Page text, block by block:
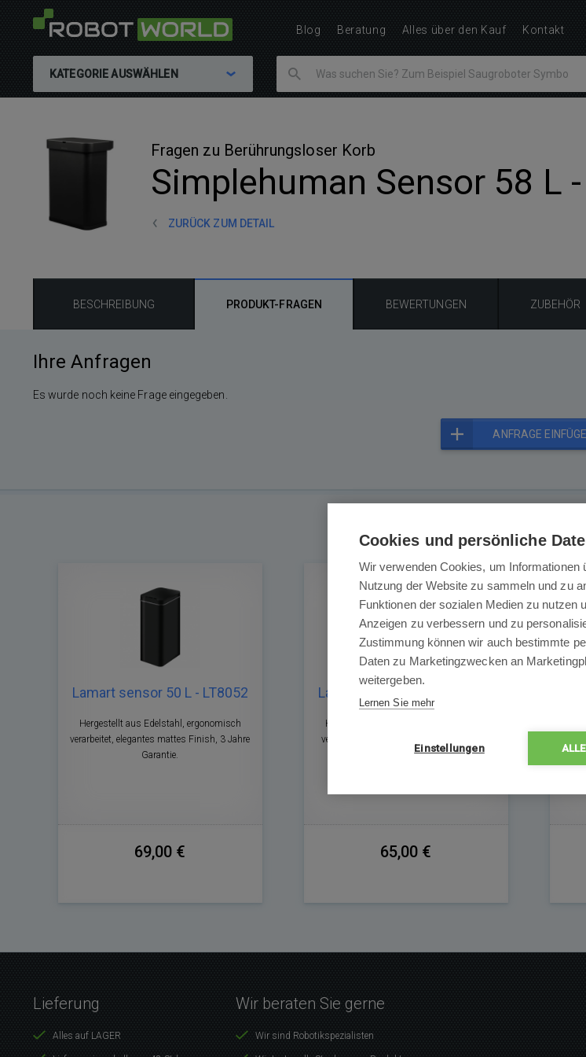
KATEGORIE AUSWÄHLEN
Fragen zu Berührungsloser Korb
Simplehuman Sensor 58 L
ZURÜCK ZUM DETAIL
BESCHREIBUNG PRODUKT-FRAGEN BEWERTUNGEN ZUBEHÖR
Ihre Anfragen
Es wurde noch keine Frage eingegeben.
ANFRAGE
Lamart sensor 50 L - LT8052
Hergestellt aus Edelstahl, ergonomisch
verarbeitet, elegantes mattes Finish, 3 Jahre
Garantie.
69,00 €
Lamart sensor 58 L - LT8045
Hergestellt aus Edelstahl, ergonomisch
verarbeitet, Im eleganten silbernen Design
65,00 €
Blog Beratung Alles über den Kauf Kontakt
Lieferung
Alles auf LAGER
Wir beraten Sie gerne
Wir sind Robotikspezialisten
Cookies und persönliche
Wir verwenden Cookies, um Informationen
Nutzung der Website zu sammeln und zu
Funktionen der sozialen Medien zu nutzen
Anzeigen zu verbessern und zu
Zustimmung können wir auch bestimmte
Daten zu Marketingzwecken an
weitergeben.
Lernen Sie mehr
Einstellungen